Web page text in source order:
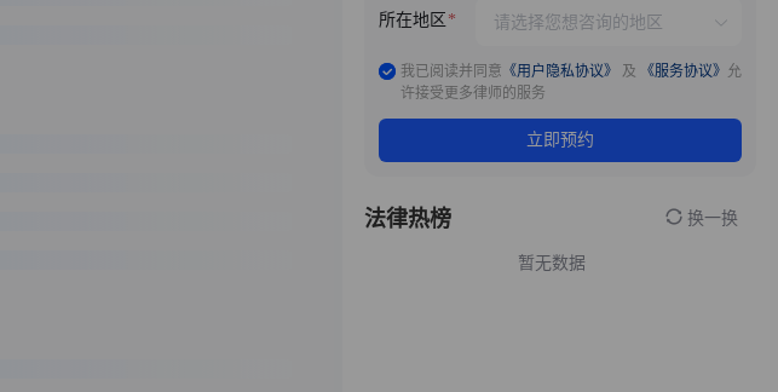
所在地区
我已阅读并同意 《用户隐私协议》 及 《服务协议》 允
许接受更多律师的服务
立即预约
法律热榜 换一换
暂无数据